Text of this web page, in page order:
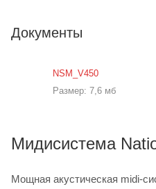
Документы
NSM_V450
Размер: 7,6 мб
Мидисистема
Мощная акустическая midi-